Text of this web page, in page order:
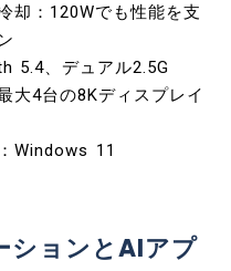
却：120Wでも性能を支
5.4、デュアル2.5G
大4台の8Kディスプレイ
Windows 11
ションとAIアプ